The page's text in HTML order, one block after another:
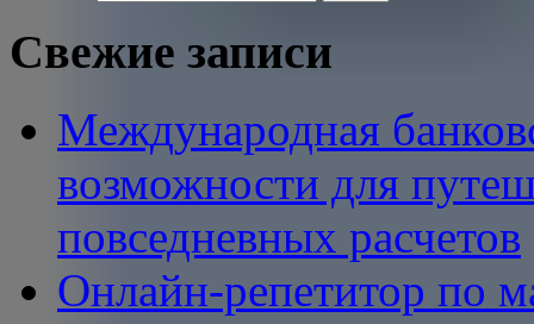
Свежие записи
Международная
возможности для
повседневных расчетов
Онлайн-репетитор по